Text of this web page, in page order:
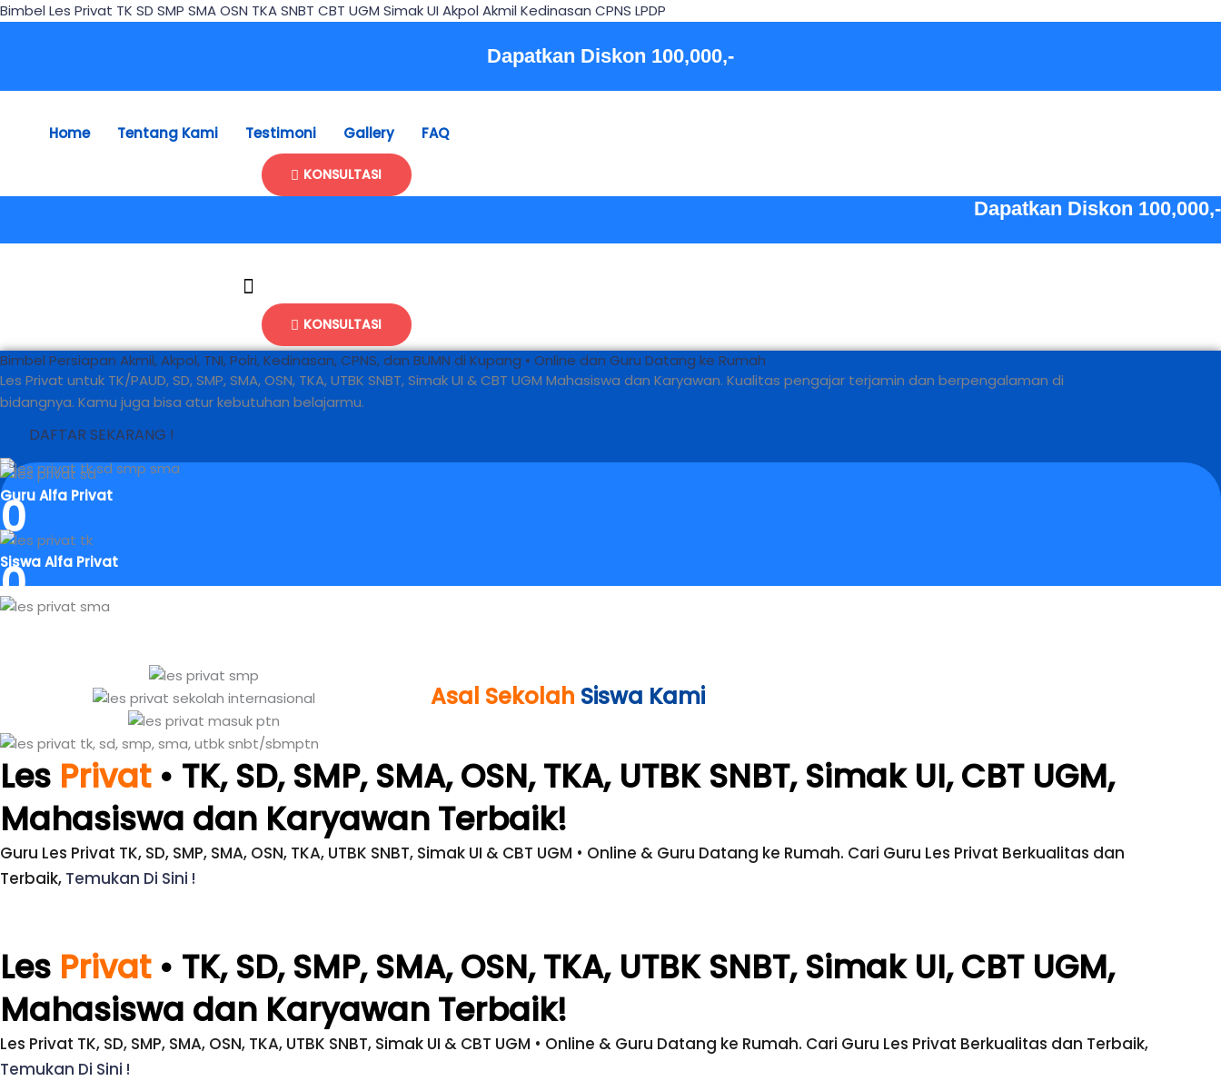
Skip
Bimbel Les Privat TK SD SMP SMA OSN TKA SNBT CBT UGM Simak UI Akpol Akmil Kedinasan CPNS LPDP
Dapatkan Diskon 100,000,-
Home Tentang Kami Testimoni Gallery FAQ
KONSULTASI
Dapatkan Diskon 100,000,-
KONSULTASI
Bimbel Persiapan Akmil, Akpol, TNI, Polri, Kedinasan, CPNS, dan BUMN di Kupang • Online dan Guru Datang ke Rumah
Les Privat untuk TK/PAUD, SD, SMP, SMA, OSN, TKA, UTBK SNBT, Simak UI & CBT UGM Mahasiswa dan Karyawan. Kualitas pengajar terjamin dan berpengalaman di
bidangnya. Kamu juga bisa atur kebutuhan belajarmu.
DAFTAR SEKARANG !
Guru Alfa Privat
0
Siswa Alfa Privat
0
Asal Sekolah Siswa Kami
Les Privat• TK, SD, SMP, SMA, OSN, TKA, UTBK SNBT, Simak UI, CBT UGM,
Mahasiswa dan Karyawan Terbaik!​
Guru Les Privat TK, SD, SMP, SMA, OSN, TKA, UTBK SNBT, Simak UI & CBT UGM • Online & Guru Datang ke Rumah. Cari Guru Les Privat Berkualitas dan
Terbaik, Temukan Di Sini !
Les Privat• TK, SD, SMP, SMA, OSN, TKA, UTBK SNBT, Simak UI, CBT UGM,
Mahasiswa dan Karyawan Terbaik!​
Les Privat TK, SD, SMP, SMA, OSN, TKA, UTBK SNBT, Simak UI & CBT UGM • Online & Guru Datang ke Rumah. Cari Guru Les Privat Berkualitas dan Terbaik,
Temukan Di Sini !